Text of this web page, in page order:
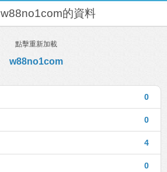
w88no1com的資料
點擊重新加載
w88no1com
0
0
4
0